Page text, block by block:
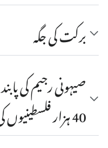
برکت کی جگہ
صیہونی رجیم کی
40 ہزار فلسطینیوں کی نماز جمعہ میں شرکت